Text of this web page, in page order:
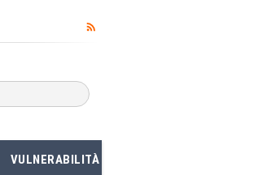
VULNERABILITÀ